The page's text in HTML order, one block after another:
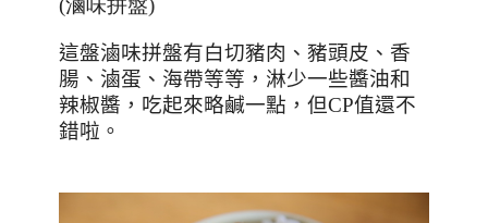
(滷味拼盤)
這盤滷味拼盤有白切豬肉、豬頭皮、香
腸、滷蛋、海帶等等，淋少一些醬油和
辣椒醬，吃起來略鹹一點，但CP值還不
錯啦。